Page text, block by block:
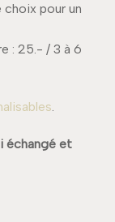
pour un
: 25.- / 3 à 6
.
échangé et